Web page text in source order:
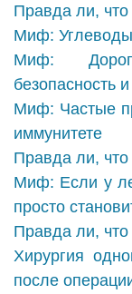
Правда ли,
Миф: Углеводы
Миф:
безопасность
Миф: Частые
иммунитете
Правда ли,
Миф: Если у
просто
Правда ли, что
Хирургия
после